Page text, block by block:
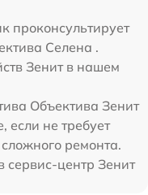
проконсультирует
Селена .
Зенит в нашем
Объектива Зенит
если не требует
ремонта.
сервис-центр Зенит